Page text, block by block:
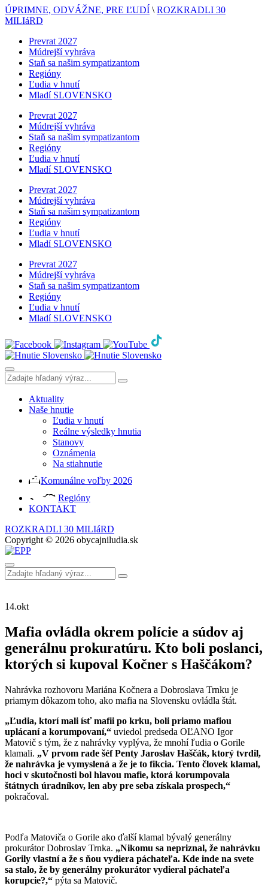
ÚPRIMNE, ODVÁŽNE, PRE ĽUDÍ \ ROZKRADLI 30
MILIáRD
Prevrat 2027
Múdrejší vyhráva
Staň sa našim sympatizantom
Regióny
Ľudia v hnutí
Mladí SLOVENSKO
Prevrat 2027
Múdrejší vyhráva
Staň sa našim sympatizantom
Regióny
Ľudia v hnutí
Mladí SLOVENSKO
Prevrat 2027
Múdrejší vyhráva
Staň sa našim sympatizantom
Regióny
Ľudia v hnutí
Mladí SLOVENSKO
Prevrat 2027
Múdrejší vyhráva
Staň sa našim sympatizantom
Regióny
Ľudia v hnutí
Mladí SLOVENSKO
Aktuality
Naše hnutie
Ľudia v hnutí
Reálne výsledky hnutia
Stanovy
Oznámenia
Na stiahnutie
Komunálne voľby 2026
Regióny
KONTAKT
ROZKRADLI 30 MILIáRD
Copyright © 2026 obycajniludia.sk
14.okt
Mafia ovládla okrem polície a súdov aj
generálnu prokuratúru. Kto boli poslanci,
ktorých si kupoval Kočner s Haščákom?
Nahrávka rozhovoru Mariána Kočnera a Dobroslava Trnku je
priamym dôkazom toho, ako mafia na Slovensku ovládla štát.
„Ľudia, ktorí mali ísť mafii po krku, boli priamo mafiou
uplácaní a korumpovaní,“ uviedol predseda OĽANO Igor
Matovič s tým, že z nahrávky vyplýva, že mnohí ľudia o Gorile
klamali. „V prvom rade šéf Penty Jaroslav Haščák, ktorý tvrdil,
že nahrávka je vymyslená a že je to fikcia. Tento človek klamal,
hoci v skutočnosti bol hlavou mafie, ktorá korumpovala
štátnych úradníkov, len aby pre seba získala prospech,“
pokračoval.
Podľa Matoviča o Gorile ako ďalší klamal bývalý generálny
prokurátor Dobroslav Trnka. „Nikomu sa nepriznal, že nahrávku
Gorily vlastní a že s ňou vydiera páchateľa. Kde inde na svete
sa stalo, že by generálny prokurátor vydieral páchateľa
korupcie?,“ pýta sa Matovič.